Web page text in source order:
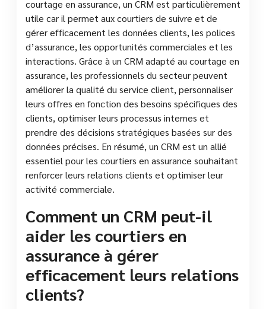
courtage en assurance, un CRM est particulièrement
utile car il permet aux courtiers de suivre et de
gérer efficacement les données clients, les polices
d’assurance, les opportunités commerciales et les
interactions. Grâce à un CRM adapté au courtage en
assurance, les professionnels du secteur peuvent
améliorer la qualité du service client, personnaliser
leurs offres en fonction des besoins spécifiques des
clients, optimiser leurs processus internes et
prendre des décisions stratégiques basées sur des
données précises. En résumé, un CRM est un allié
essentiel pour les courtiers en assurance souhaitant
renforcer leurs relations clients et optimiser leur
activité commerciale.
Comment un CRM peut-il
aider les courtiers en
assurance à gérer
efficacement leurs relations
clients?